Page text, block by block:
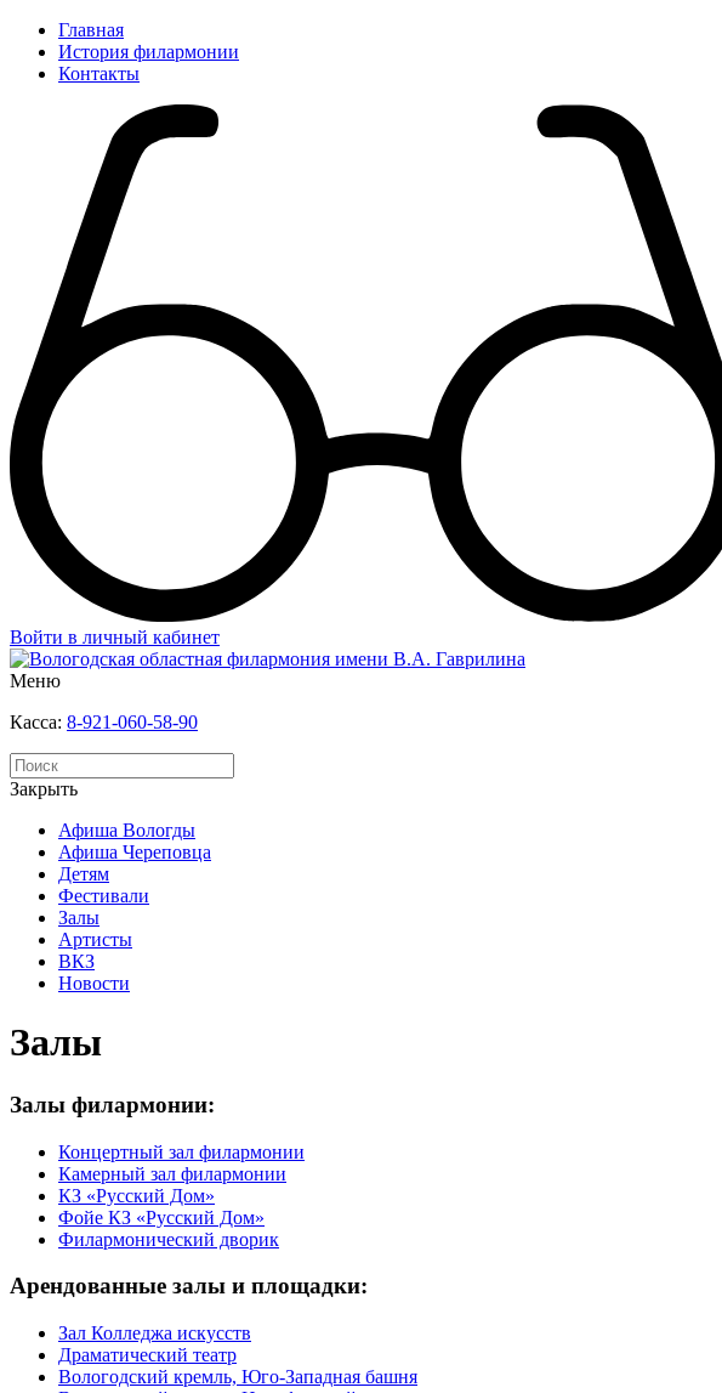
Главная
История филармонии
Контакты
Войти в личный кабинет
Меню
Касса: 8-921-060-58-90
Закрыть
Афиша Вологды
Афиша Череповца
Детям
Фестивали
Залы
Артисты
ВКЗ
Новости
Залы
Залы филармонии:
Концертный зал филармонии
Камерный зал филармонии
КЗ «Русский Дом»
Фойе КЗ «Русский Дом»
Филармонический дворик
Арендованные залы и площадки:
Зал Колледжа искусств
Драматический театр
Вологодский кремль, Юго-Западная башня